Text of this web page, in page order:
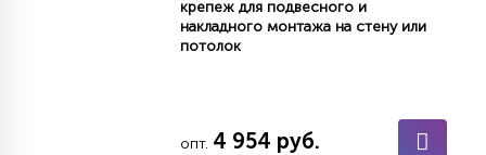
С УПРАВЛЕНИЕМ
крепеж для подвесного и
накладного монтажа на стену или
потолок
опт. 4 954 руб.